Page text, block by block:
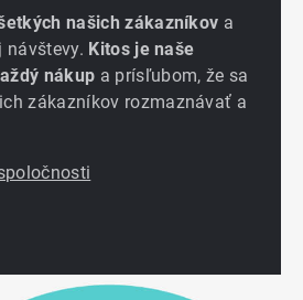
našich zákazníkov a
návštevy. Kitos je naše
nákup a prísľubom, že sa
zákazníkov rozmaznávať a